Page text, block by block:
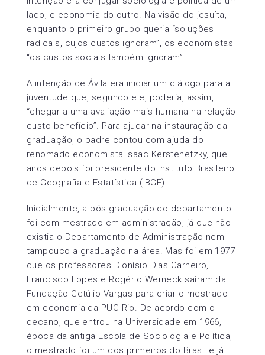
lado, e economia do outro. Na visão do jesuíta,
enquanto o primeiro grupo queria “soluções
radicais, cujos custos ignoram”, os economistas
“os custos sociais também ignoram”.
A intenção de Ávila era iniciar um diálogo para a
juventude que, segundo ele, poderia, assim,
“chegar a uma avaliação mais humana na relação
custo-benefício”. Para ajudar na instauração da
graduação, o padre contou com ajuda do
renomado economista Isaac Kerstenetzky, que
anos depois foi presidente do Instituto Brasileiro
de Geografia e Estatística (IBGE).
Inicialmente, a pós-graduação do departamento
foi com mestrado em administração, já que não
existia o Departamento de Administração nem
tampouco a graduação na área. Mas foi em 1977
que os professores Dionísio Dias Carneiro,
Francisco Lopes e Rogério Werneck saíram da
Fundação Getúlio Vargas para criar o mestrado
em economia da PUC-Rio. De acordo com o
decano, que entrou na Universidade em 1966,
época da antiga Escola de Sociologia e Política,
o mestrado foi um dos primeiros do Brasil e já